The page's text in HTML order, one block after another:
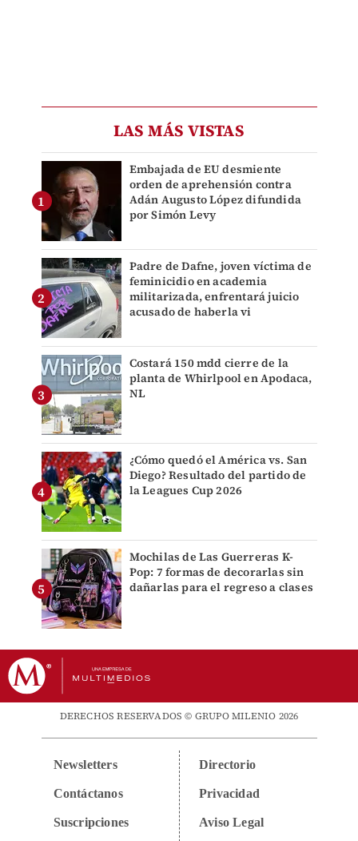
LAS MÁS VISTAS
Embajada de EU desmiente
orden de aprehensión contra
Adán Augusto López difundida
por Simón Levy
Padre de Dafne, joven víctima de
feminicidio en academia
militarizada, enfrentará juicio
acusado de haberla vi
Costará 150 mdd cierre de la
planta de Whirlpool en Apodaca,
NL
¿Cómo quedó el América vs. San
Diego? Resultado del partido de
la Leagues Cup 2026
Mochilas de Las Guerreras K-
Pop: 7 formas de decorarlas sin
dañarlas para el regreso a clases
DERECHOS RESERVADOS © GRUPO MILENIO 2026
Newsletters
Contáctanos
Suscripciones
Directorio
Privacidad
Aviso Legal